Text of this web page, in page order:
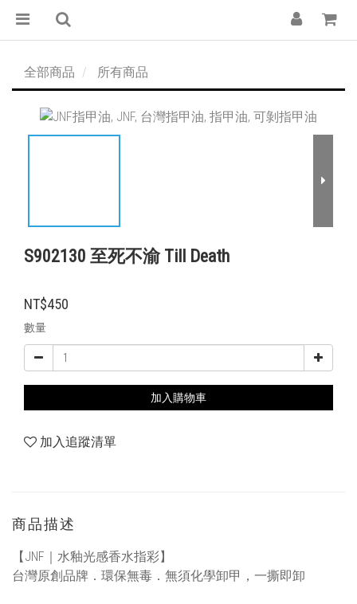
全部商品 所有商品
S902130 至死不渝 Till Death
NT$450
數量
加入購物車
加入追蹤清單
商品描述
【JNF｜水釉光感香水指彩】
台灣原創品牌．環保無毒．無須化學卸甲，一撕即卸